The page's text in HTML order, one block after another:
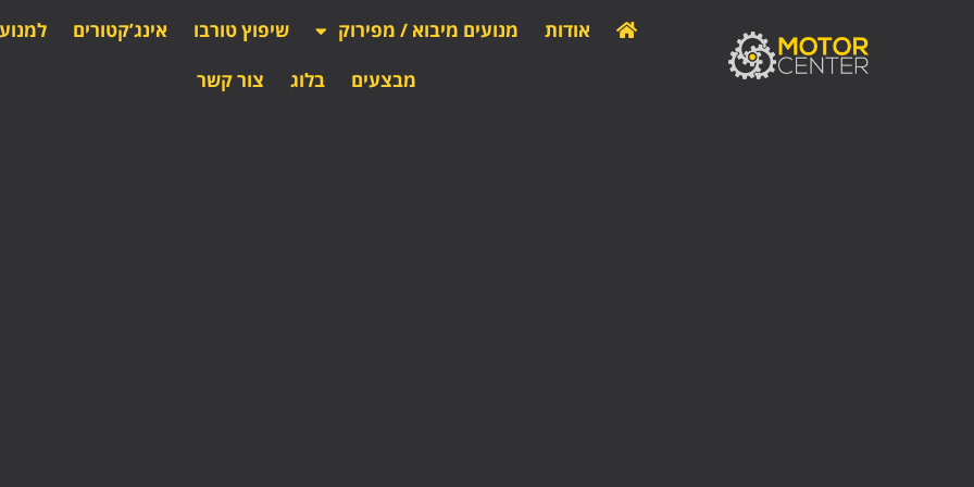
אודות מנועים מיבוא / מפירוק שיפוץ טורבו אינג’קטורים
למנוע
מבצעים
בלוג צור קשר